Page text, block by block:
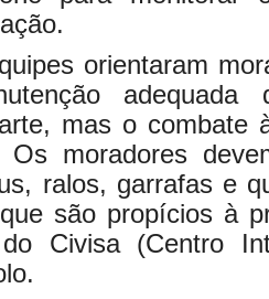
orientaram
adequada
mas o combate
moradores
ralos, garrafas e
são propícios à
Civisa (Centro